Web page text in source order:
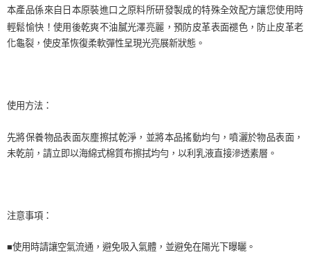
３．安心：先確認商品／服務後，再付款。
【「AFTEE先享後付」結帳流程】
１．於結帳方式選擇「AFTEE先享後付」後，將跳轉至「AFTEE先享後付」
※ 請注意：結帳手續完成當下不需立刻繳費，但若您需要取消訂單，請聯絡
後付繳納相關費用。
※ 交易是否成功請以「AFTEE先享後付 」之結帳頁面顯示為準，若有關於
是否繳費成功／繳費後需取消欲退款等相關疑問，請聯繫「AFTEE先享後付
１．透過由恩沛科技股份有限公司提供之「AFTEE先享後付」服務完成之交
易，需依本服務之必要範圍內提供個人資料，並將交易相關給付款項請求債
２．關於個人資料處理事宜，請瀏覽以下網址：
全家取貨付款 (運費60$)
每筆NT$70，滿NT$490(含以上)免運費
萊爾富取貨付款 (運費70$)
付款後萊爾富取貨 (運費70$)
每筆NT$70，滿NT$490(含以上)免運費
每筆NT$70，滿NT$490(含以上)免運費
本產品係來自日本原裝進口之原料所研發製成的特殊全效配方讓您使用時
輕鬆愉快！使用後乾爽不油膩光澤亮麗，預防皮革表面褪色，防止皮革老
化龜裂，使皮革恢復柔軟彈性呈現光亮展新狀態。
使用方法：
先將保養物品表面灰塵擦拭乾淨，並將本品搖動均勻，噴灑於物品表面，
未乾前，請立即以海綿式棉質布擦拭均勻，以利乳液直接滲透素層。
注意事項：
■使用時請讓空氣流通，避免吸入氣體，並避免在陽光下曝曬。